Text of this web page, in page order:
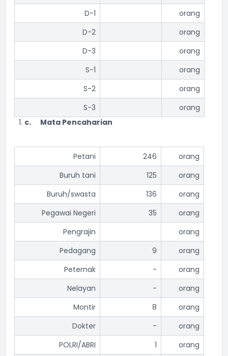
D-1
orang
D-2
orang
D-3
orang
S-1
orang
S-2
orang
S-3
orang
c. Mata Pencaharian
Petani 246
orang
Buruh tani
125
orang
Buruh/swasta
136
orang
Pegawai Negeri
35
orang
Pengrajin
orang
Pedagang
9
orang
Peternak
-
orang
Nelayan
-
orang
Montir
8
orang
Dokter
-
orang
POLRI/ABRI
1
orang